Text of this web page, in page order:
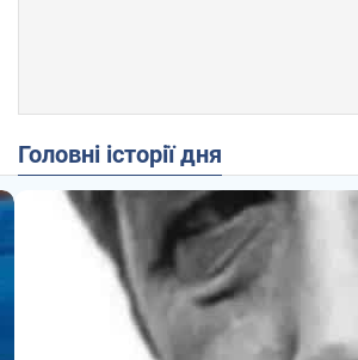
Головні історії дня